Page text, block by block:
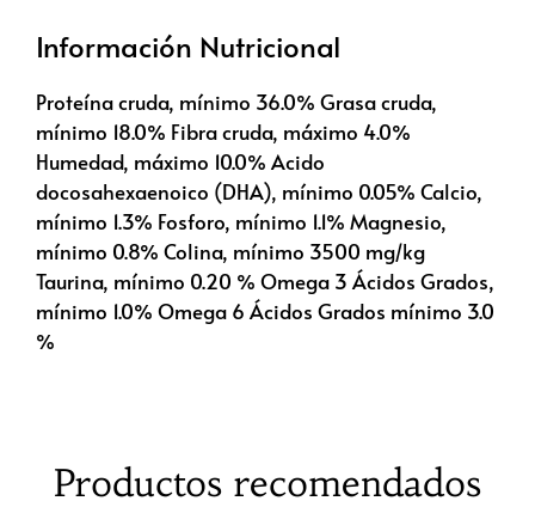
Información Nutricional
Proteína cruda, mínimo 36.0% Grasa cruda,
mínimo 18.0% Fibra cruda, máximo 4.0%
Humedad, máximo 10.0% Acido
docosahexaenoico (DHA), mínimo 0.05% Calcio,
mínimo 1.3% Fosforo, mínimo 1.1% Magnesio,
mínimo 0.8% Colina, mínimo 3500 mg/kg
Taurina, mínimo 0.20 % Omega 3 Ácidos Grados,
mínimo 1.0% Omega 6 Ácidos Grados mínimo 3.0
%
Productos recomendados